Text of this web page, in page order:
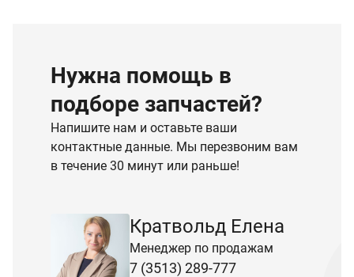
Нужна помощь в
подборе запчастей?
Напишите нам и оставьте ваши
контактные данные. Мы перезвоним вам
в течение 30 минут или раньше!
Кратвольд Елена
Менеджер по продажам
7 (3513) 289-777